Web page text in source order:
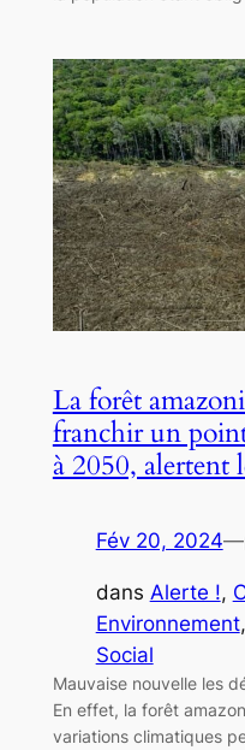
La forêt
franchir un
à 2050, alertent
Fév 20, 2024—
dans Alerte !,
Environnement,
Social
Mauvaise nouvelle les
En effet, la forêt
variations climatiques